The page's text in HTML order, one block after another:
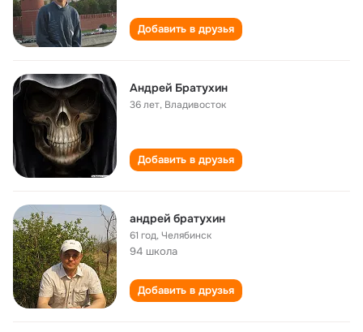
Добавить в друзья
Андрей Братухин
36 лет, Владивосток
Добавить в друзья
андрей братухин
61 год,Челябинск
94 школа
Добавить в друзья